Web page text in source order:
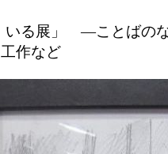
いる展」 ―ことばの
作など